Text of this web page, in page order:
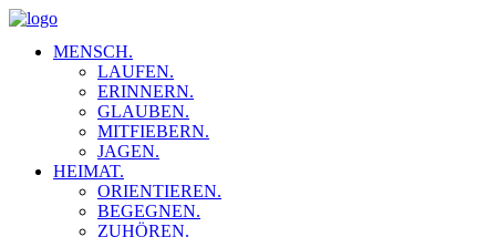
MENSCH.
LAUFEN.
ERINNERN.
GLAUBEN.
MITFIEBERN.
JAGEN.
HEIMAT.
ORIENTIEREN.
BEGEGNEN.
ZUHÖREN.